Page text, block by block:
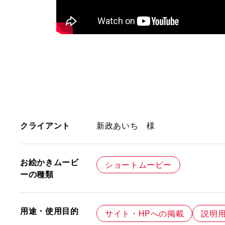
クライアント 新政あいち 様
お絵かきムービ
ーの種類
ショートムービー
用途・使用目的 サイト・HPへの掲載 説明